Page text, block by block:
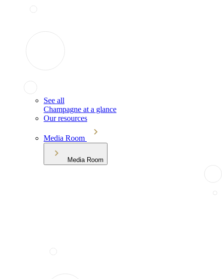
See all
Champagne at a glance
Our resources
Media Room
Media Room